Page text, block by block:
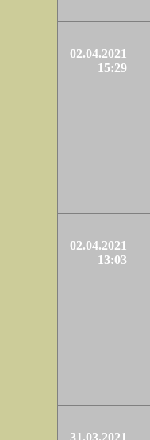
02.04.2021
15:29
02.04.2021
13:03